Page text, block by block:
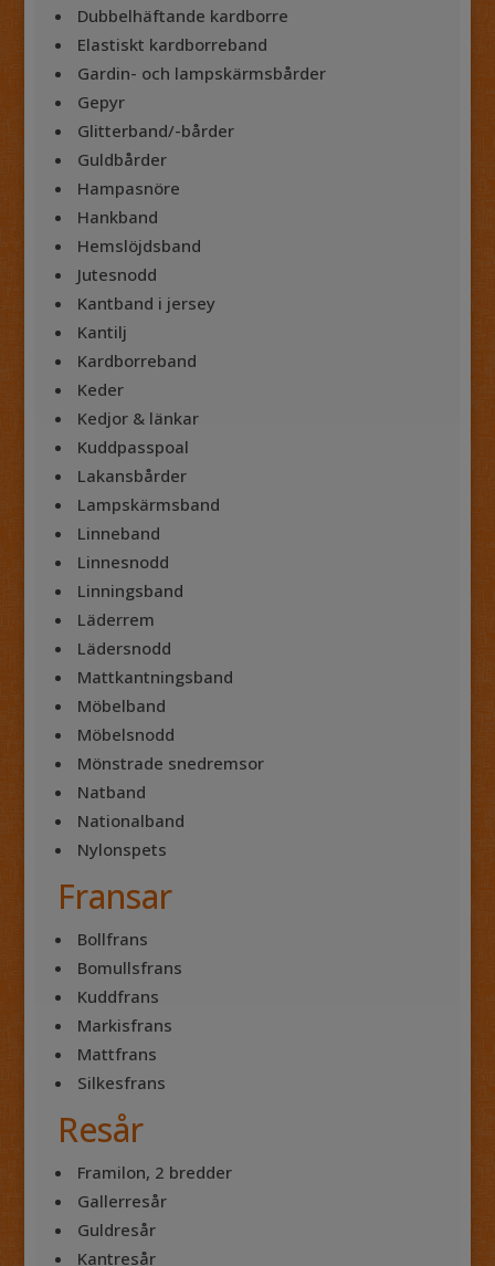
Dubbelhäftande kardborre
Elastiskt kardborreband
Gardin- och lampskärmsbårder
Gepyr
Glitterband/-bårder
Guldbårder
Hampasnöre
Hankband
Hemslöjdsband
Jutesnodd
Kantband i jersey
Kantilj
Kardborreband
Keder
Kedjor & länkar
Kuddpasspoal
Lakansbårder
Lampskärmsband
Linneband
Linnesnodd
Linningsband
Läderrem
Lädersnodd
Mattkantningsband
Möbelband
Möbelsnodd
Mönstrade snedremsor
Natband
Nationalband
Nylonspets
Fransar
Bollfrans
Bomullsfrans
Kuddfrans
Markisfrans
Mattfrans
Silkesfrans
Resår
Framilon, 2 bredder
Gallerresår
Guldresår
Kantresår